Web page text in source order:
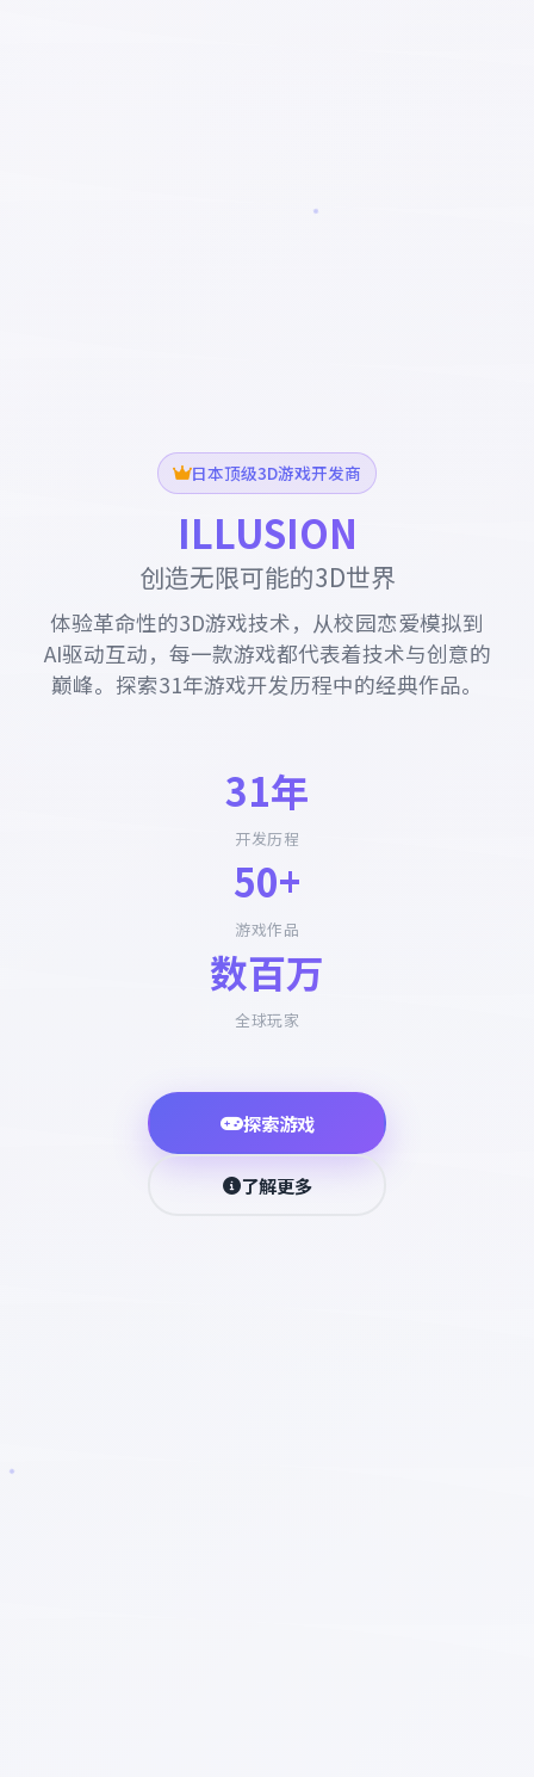
日本顶级3D游戏开发商
ILLUSION
创造无限可能的3D世界
体验革命性的3D游戏技术，从校园恋爱模拟到
AI驱动互动，每一款游戏都代表着技术与创意的
巅峰。探索31年游戏开发历程中的经典作品。
31年
开发历程
50+
游戏作品
数百万
全球玩家
探索游戏
了解更多